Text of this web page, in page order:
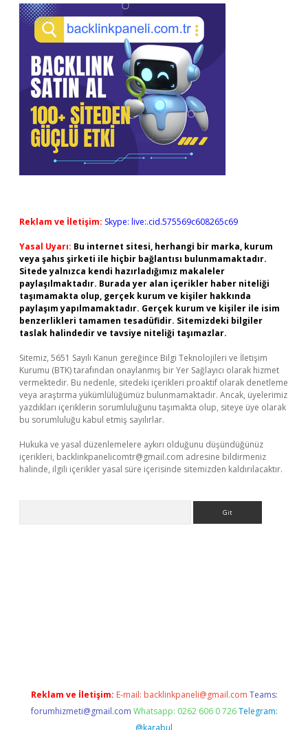
Reklam ve İletişim: Skype: live:.cid.575569c608265c69
Yasal Uyarı: Bu internet sitesi, herhangi bir marka, kurum
veya şahıs şirketi ile hiçbir bağlantısı bulunmamaktadır.
Sitede yalnızca kendi hazırladığımız makaleler
paylaşılmaktadır. Burada yer alan içerikler haber niteliği
taşımamakta olup, gerçek kurum ve kişiler hakkında
paylaşım yapılmamaktadır. Gerçek kurum ve kişiler ile isim
benzerlikleri tamamen tesadüfidir. Sitemizdeki bilgiler
taslak halindedir ve tavsiye niteliği taşımazlar.
Sitemiz, 5651 Sayılı Kanun gereğince Bilgi Teknolojileri ve İletişim
Kurumu (BTK) tarafından onaylanmış bir Yer Sağlayıcı olarak hizmet
vermektedir. Bu nedenle, sitedeki içerikleri proaktif olarak denetleme
veya araştırma yükümlülüğümüz bulunmamaktadır. Ancak, üyelerimiz
yazdıkları içeriklerin sorumluluğunu taşımakta olup, siteye üye olarak
bu sorumluluğu kabul etmiş sayılırlar.
Hukuka ve yasal düzenlemelere aykırı olduğunu düşündüğünüz
içerikleri, backlinkpanelicomtr@gmail.com adresine bildirmeniz
halinde, ilgili içerikler yasal süre içerisinde sitemizden kaldırılacaktır.
Reklam ve İletişim: E-mail: backlinkpaneli@gmail.com Teams:
forumhizmeti@gmail.com Whatsapp: 0262 606 0 726 Telegram:
@karabul